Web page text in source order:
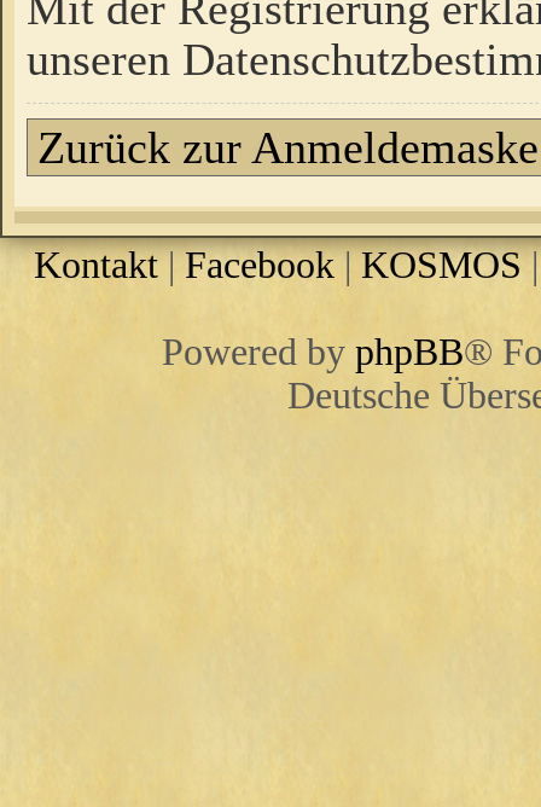
unseren
Zurück zur Anmeldemaske
Kontakt|Facebook|KOSMOS
Powered by phpBB®
Deutsche